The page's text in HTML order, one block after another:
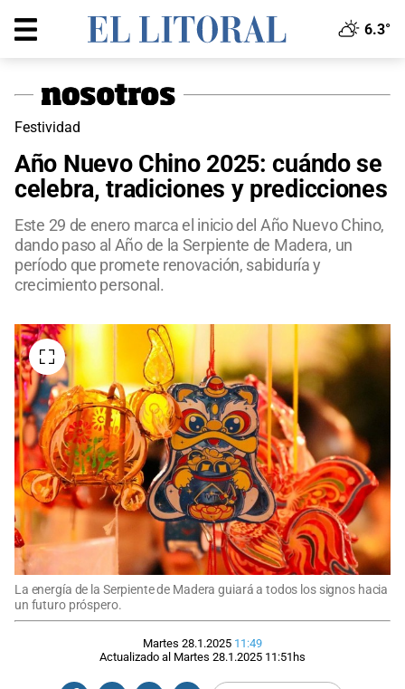
6.3°
Festividad
Año Nuevo Chino 2025: cuándo se
celebra, tradiciones y predicciones
Este 29 de enero marca el inicio del Año Nuevo Chino,
dando paso al Año de la Serpiente de Madera, un
período que promete renovación, sabiduría y
crecimiento personal.
La energía de la Serpiente de Madera guiará a todos los signos hacia
un futuro próspero.
Martes 28.1.2025 11:49
Actualizado al Martes 28.1.2025 11:51 hs